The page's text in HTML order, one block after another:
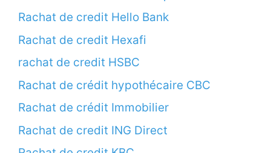
Rachat de credit Hello Bank
Rachat de credit Hexafi
rachat de credit HSBC
Rachat de crédit hypothécaire CBC
Rachat de crédit Immobilier
Rachat de credit ING Direct